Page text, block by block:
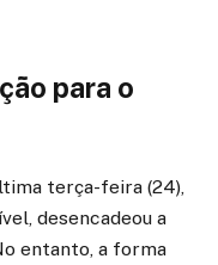
para o
terça-feira (24),
desencadeou a
entanto, a forma